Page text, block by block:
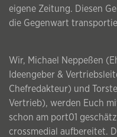
eigene Zeitung. Diesen
die Gegenwart
Wir, Michael Neppeßen
Ideengeber &
Chefredakteur) und
Vertrieb), werden Euch
schon am port01
crossmedial aufbereitet.